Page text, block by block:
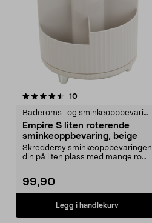
10anmeldelser
Baderoms- og sminkeoppbevaring
Empire S liten roterende
sminkeoppbevaring, beige
Skreddersy sminkeoppbevaringen
din på liten plass med mange rom
99,90
Legg i handlekurv
5.0av 5 stjerner